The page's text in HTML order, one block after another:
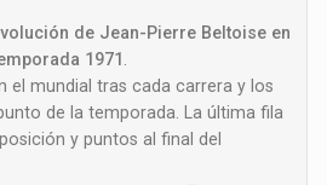
de Jean-Pierre Beltoise en
1971
el mundial tras cada carrera y los
de la temporada. La última fila
y puntos al final del